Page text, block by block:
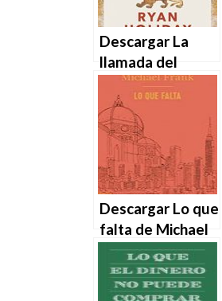
Descargar La
llamada del
coraje (Las 4
virtudes estoicas
1) de Ryan
Holiday en EPUB |
PDF | MOBI
Descargar Lo que
falta de Michael
Frank en EPUB |
PDF | MOBI